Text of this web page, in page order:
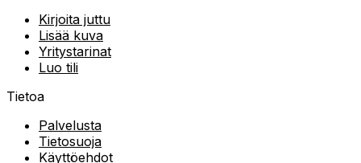
Kirjoita juttu
Lisää kuva
Yritystarinat
Luo tili
Tietoa
Palvelusta
Tietosuoja
Käyttöehdot